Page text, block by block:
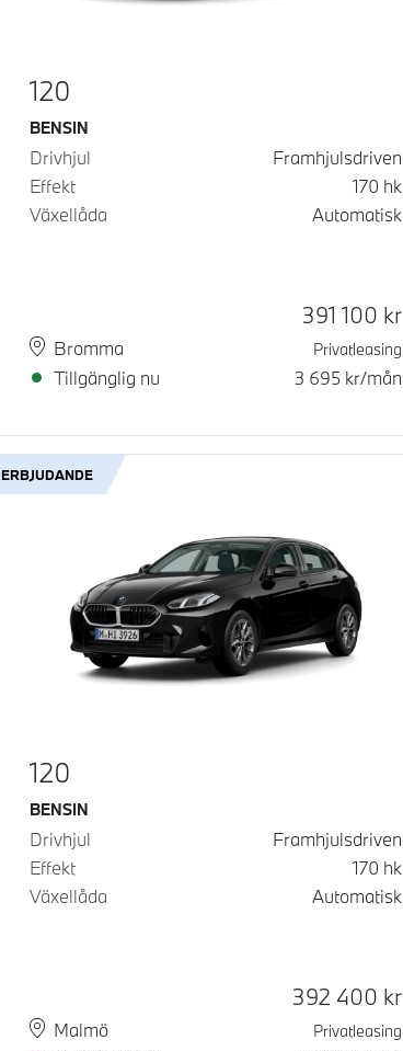
120
Bränsle
BENSIN
Drivhjul
Framhjulsdriven
Effekt
170 hk
Växellåda
Automatisk
PlatsBromma
Leveranstid
Tillgänglig nu
Kontantpris
391 100 kr
Privatleasing
3 695 kr/mån
ERBJUDANDE
120
Bränsle
BENSIN
Drivhjul
Framhjulsdriven
Effekt
170 hk
Växellåda
Automatisk
PlatsMalmö
Leveranstid
Kontantpris
392 400 kr
Privatleasing